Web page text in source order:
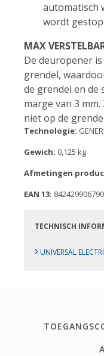
automatisch
wordt
MAX
De deuropener
grendel,
de grendel en de
marge van 3
niet op de
Technologie:
Gewich: 0,125 kg
Afmetingen
EAN 13:
TECHNISCH
› UNIVERSAL